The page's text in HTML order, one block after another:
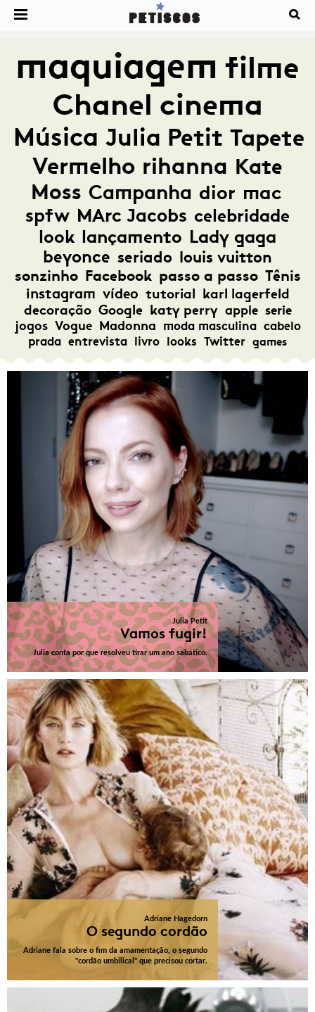
maquiagem filme
Chanel cinema
Música Julia Petit Tapete
Vermelho rihanna Kate
Moss Campanha dior mac
spfw MArc Jacobs celebridade
look lançamento Lady gaga
beyonce seriado louis vuitton
sonzinho Facebook passo a passo Tênis
instagram vídeo tutorial karl lagerfeld
decoração Google katy perry apple serie
jogos Vogue Madonna moda masculina cabelo
prada entrevista livro looks Twitter games
Julia Petit
Vamos fugir!
Julia conta por que resolveu tirar um ano sabático.
Adriane Hagedorn
O segundo cordão
Adriane fala sobre o fim da amamentação, o segundo
"cordão umbilical" que precisou cortar.